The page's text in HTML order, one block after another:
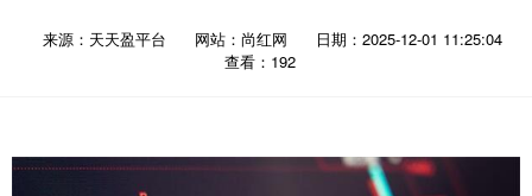
来源：天天盈平台 网站：尚红网
日期：2025-12-01 11:25:04
查看：192